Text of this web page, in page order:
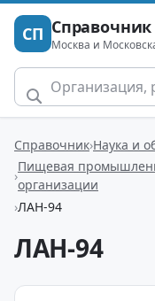
СП Москва и
Справочник Наука и
Пищевая
организации
ЛАН-94
ЛАН-94